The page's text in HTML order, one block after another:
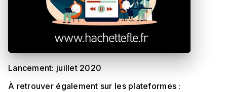
Lancement: juillet 2020
À retrouver également sur les plateformes :